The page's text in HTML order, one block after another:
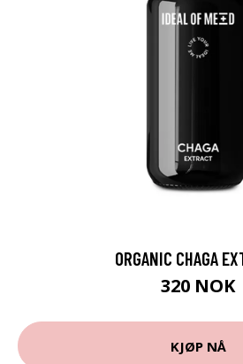
ORGANIC CHAGA
320 NOK
KJØP NÅ